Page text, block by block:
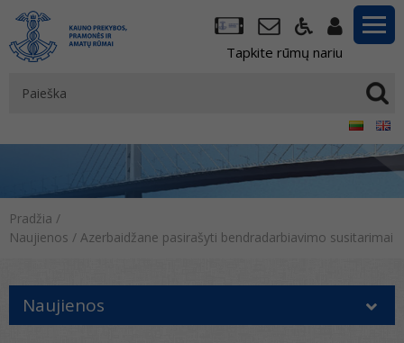
Tapkite rūmų nariu
Pradžia /
Naujienos / Azerbaidžane pasirašyti bendradarbiavimo susitarimai
Naujienos